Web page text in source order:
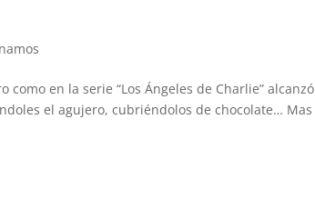
como en la serie “Los Ángeles de Charlie” alcanzó
el agujero, cubriéndolos de chocolate… Mas